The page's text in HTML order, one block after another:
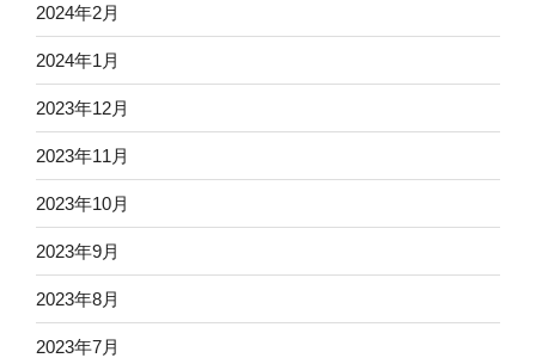
2024年2月
2024年1月
2023年12月
2023年11月
2023年10月
2023年9月
2023年8月
2023年7月